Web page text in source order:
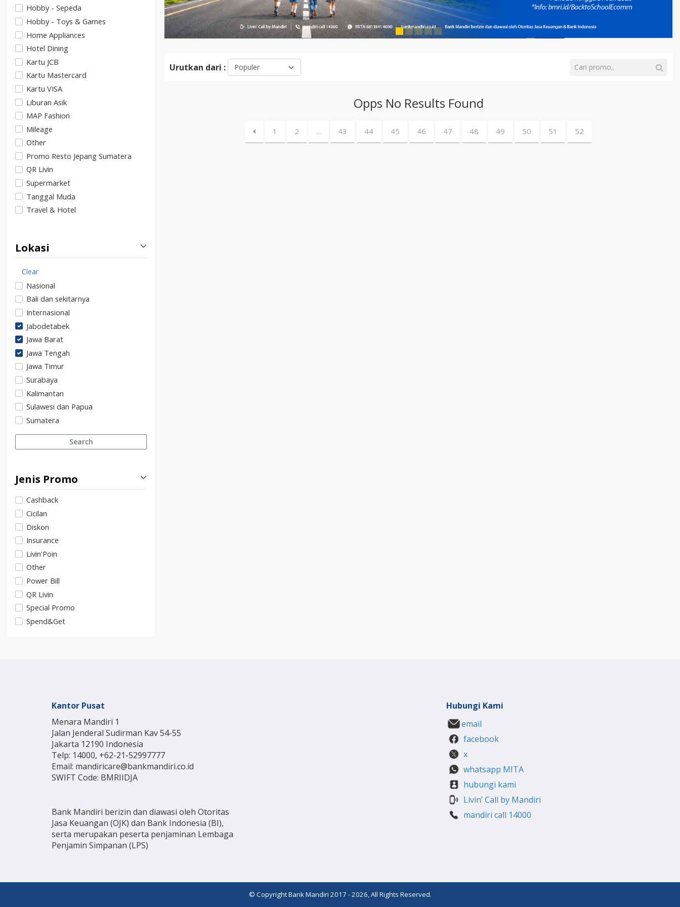
Hobby - Sepeda
Hobby - Toys & Games
Home Appliances
Hotel Dining
Kartu JCB
Kartu Mastercard
Kartu VISA
Liburan Asik
MAP Fashion
Mileage
Other
Promo Resto Jepang Sumatera
QR Livin
Supermarket
Tanggal Muda
Travel & Hotel
Lokasi
Clear
Nasional
Bali dan sekitarnya
Internasional
Jabodetabek
Jawa Barat
Jawa Tengah
Jawa Timur
Surabaya
Kalimantan
Sulawesi dan Papua
Sumatera
Search
Jenis Promo
Cashback
Cicilan
Diskon
Insurance
Livin'Poin
Other
Power Bill
QR Livin
Special Promo
Spend&Get
Urutkan dari :
Opps No Results Found
1 2 ... 43 44 45 46 47 48 49 50 51 52
Kantor Pusat
Menara Mandiri 1
Jalan Jenderal Sudirman Kav 54-55
Jakarta 12190 Indonesia
Telp: 14000, +62-21-52997777
Email: mandiricare@bankmandiri.co.id
SWIFT Code: BMRIIDJA
Bank Mandiri berizin dan diawasi oleh Otoritas
Jasa Keuangan (OJK) dan Bank Indonesia (BI),
serta merupakan peserta penjaminan Lembaga
Penjamin Simpanan (LPS)
Hubungi Kami
email
facebook
x
whatsapp MITA
hubungi kami
Livin’ Call by Mandiri
mandiri call 14000
© Copyright Bank Mandiri 2017 - 2026, All Rights Reserved.